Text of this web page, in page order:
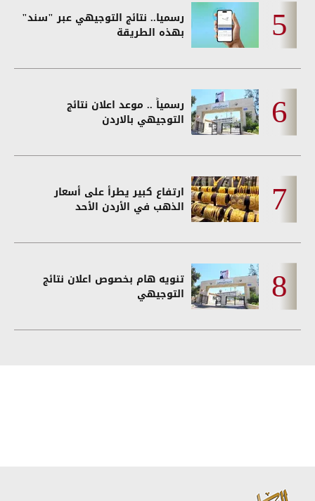
رسميا.. نتائج التوجيهي عبر "سند"
بهذه الطريقة
رسمياً .. موعد اعلان نتائج
التوجيهي بالاردن
ارتفاع كبير يطرأ على أسعار
الذهب في الأردن الأحد
تنويه هام بخصوص اعلان نتائج
التوجيهي